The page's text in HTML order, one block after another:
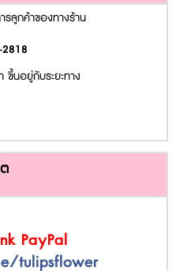
ลูกค้าของทางร้าน
นอยู่กับระยะทาง
PayPal
tulipsflower